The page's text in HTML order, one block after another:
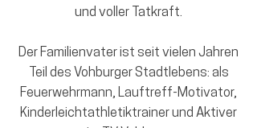
und voller Tatkraft.
Der Familienvater ist seit vielen Jahren
Teil des Vohburger Stadtlebens: als
Feuerwehrmann, Lauftreff-Motivator,
Kinderleichtathletiktrainer und Aktiver